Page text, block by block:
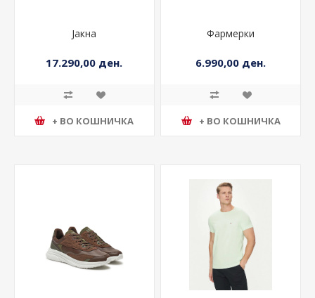
Јакна
17.290,00 ден.
+ ВО КОШНИЧКА
Фармерки
6.990,00 ден.
+ ВО КОШНИЧКА